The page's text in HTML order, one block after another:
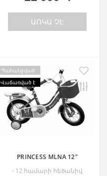
ԱՌԿԱ ՉԷ
Պահանջված
Վաճառված է
PRINCESS MLNA 12"
- 12 համարի հեծանիվ